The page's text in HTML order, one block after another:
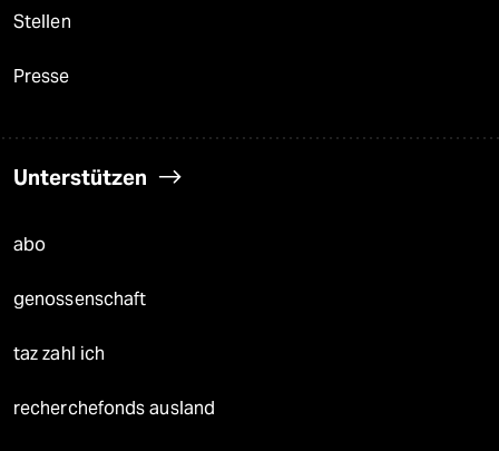
Stellen
Presse
Unterstützen
abo
genossenschaft
taz zahl ich
recherchefonds ausland